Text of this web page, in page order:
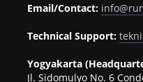
Email/Contact:
Technical Support:
Yogyakarta
Jl. Sidomulyo No. 6